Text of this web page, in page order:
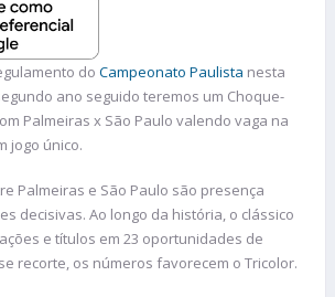
do Campeonato Paulista nesta
ano seguido teremos um Choque-
Palmeiras x São Paulo valendo vaga na
jogo único.
Palmeiras e São Paulo são presença
decisivas. Ao longo da história, o clássico
e títulos em 23 oportunidades de
recorte, os números favorecem o Tricolor.